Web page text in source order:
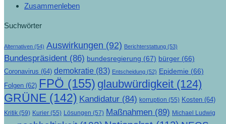
Zusammenleben
Suchwörter
Alternativen (54) Auswirkungen (92) Berichterstattung (53)
Bundespräsident (86) bundesregierung (67) bürger (66)
Coronavirus (64) demokratie (83) Entscheidung (52) Epidemie (66)
Folgen (62) FPÖ (155) glaubwürdigkeit (124)
GRÜNE (142) Kandidatur (84) korruption (55) Kosten (64)
Kritik (59) Kurier (55) Lösungen (57) Maßnahmen (89) Michael Ludwig